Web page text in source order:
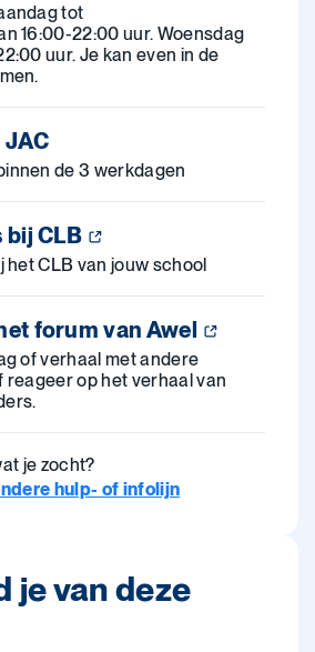
tot
16:00-22:00 uur. Woensdag
uur. Je kan even in de
JAC
de 3 werkdagen
bij CLB
het CLB van jouw school
forum van Awel
of verhaal met andere
reageer op het verhaal van
je zocht?
hulp- of infolijn
je van deze